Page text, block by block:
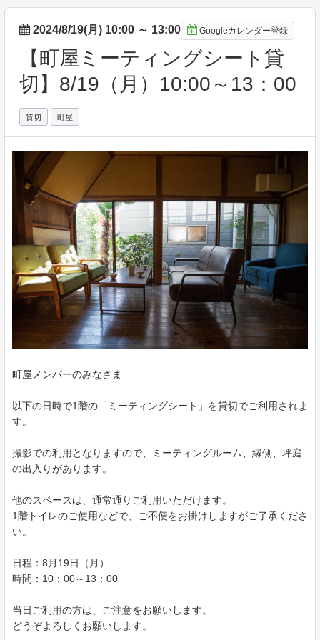
2024/8/19(月) 10:00 ～ 13:00 Googleカレンダー登録
【町屋ミーティングシート貸
切】8/19（月）10:00～13：00
貸切 町屋
町屋メンバーのみなさま
以下の日時で1階の「ミーティングシート」を貸切でご利用されま
す。
撮影での利用となりますので、ミーティングルーム、縁側、坪庭
の出入りがあります。
他のスペースは、通常通りご利用いただけます。
1階トイレのご使用などで、ご不便をお掛けしますがご了承くださ
い。
日程：8月19日（月）
時間：10：00～13：00
当日ご利用の方は、ご注意をお願いします。
どうぞよろしくお願いします。